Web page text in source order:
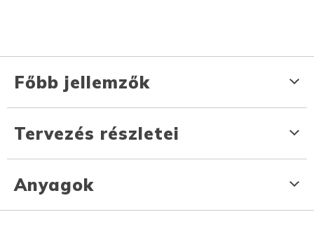
Főbb jellemzők
Tervezés részletei
Anyagok